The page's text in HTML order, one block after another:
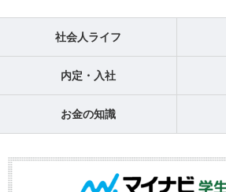
社会人ライフ
内定・入社
お金の知識